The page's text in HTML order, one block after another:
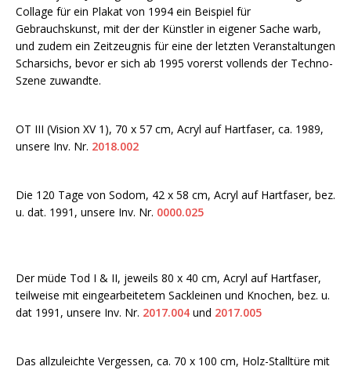
Collage für ein Plakat von 1994 ein Beispiel für
Gebrauchskunst, mit der der Künstler in eigener Sache warb,
und zudem ein Zeitzeugnis für eine der letzten Veranstaltungen
Scharsichs, bevor er sich ab 1995 vorerst vollends der Techno-
Szene zuwandte.
OT III (Vision XV 1), 70 x 57 cm, Acryl auf Hartfaser, ca. 1989,
unsere Inv. Nr. 2018.002
Die 120 Tage von Sodom, 42 x 58 cm, Acryl auf Hartfaser, bez.
u. dat. 1991, unsere Inv. Nr. 0000.025
Der müde Tod I & II, jeweils 80 x 40 cm, Acryl auf Hartfaser,
teilweise mit eingearbeitetem Sackleinen und Knochen, bez. u.
dat 1991, unsere Inv. Nr. 2017.004 und 2017.005
Das allzuleichte Vergessen, ca. 70 x 100 cm, Holz-Stalltüre mit